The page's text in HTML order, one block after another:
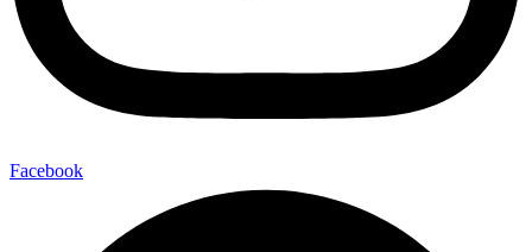
Facebook